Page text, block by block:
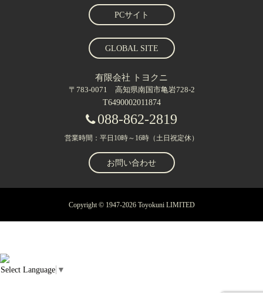
PCサイト
GLOBAL SITE
有限会社 トヨクニ
〒783-0071 高知県南国市亀岩728-2
T6490002011874
088-862-2819
営業時間：平日10時～16時（土日祝定休）
お問い合わせ
Copyright © 1947-2026 Toyokuni LIMITED
Select Language ▼